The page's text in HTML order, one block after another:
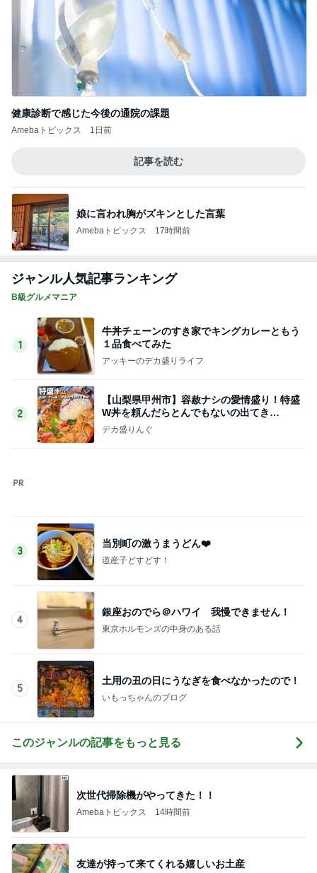
娘に言われ胸がズキンとした言葉
Amebaトピックス 17時間前
ジャンル人気記事ランキング
B級グルメマニア
牛丼チェーンのすき家でキングカレーともう
１品食べてみた
2
W丼を頼んだらとんでもないの出てき
た…！〜花藤食堂さん〜
3
当別町の激うまうどん❤️
4
銀座おのでら＠ハワイ 我慢できません！
5
このジャンルの記事をもっと見る
Amebaトピックス
Amebaトピックス 1日前
Amebaトピックス 1日前
学費積立が終わり始めた資産運用